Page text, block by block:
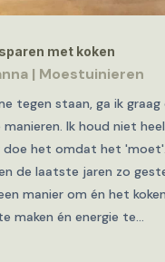
met koken
| Moestuinieren
tegen staan, ga ik graag
manieren. Ik houd niet
doe het omdat het
de laatste jaren zo
manier om én het koken
maken én energie te...